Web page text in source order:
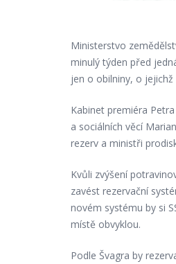
Ministerstvo
minulý týden před
jen o obilniny, o
Kabinet premiéra
a sociálních věcí
rezerv a ministři
Kvůli zvýšení
zavést rezervační
novém systému by si
místě obvyklou.
Podle Švagra by